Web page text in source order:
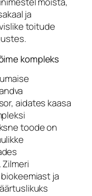
ja
toitude
kompleks
aidates kaasa
toode on
ja